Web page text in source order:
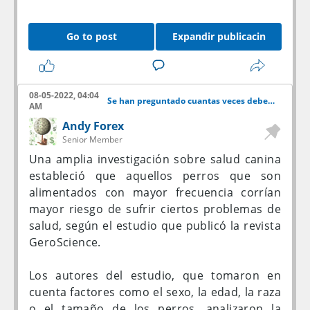
completamente gratuito.
Cabe mencionar que Xbox Cloud Gaming no
es la única, ni tampoco la primera alternativa
para jugar Fortnite por medio de la nube.
Apenas el pasado enero, Nvidia GeForce Now
incluyó el título de Epic como parte de su
catálogo compatible. Sin embargo, en este
servicio no hay otra escapatoria que
desembolsar el precio de su membresía.
Otra ventaja de Xbox Cloud Gaming sobre
Nvidia GeForce Now es su disponibilidad,
pues actualmente es posible acceder al
incluyendo Argentina y México.
Evidentemente, el hecho de tener Fortnite en
Go to post Expandir publicacin
08-05-2022, 04:04
AM
Se han preguntado cuantas veces debe comer un perro?
Andy Forex
Senior Member
Una amplia investigación sobre salud canina
estableció que aquellos perros que son
alimentados con mayor frecuencia corrían
mayor riesgo de sufrir ciertos problemas de
salud, según el estudio que publicó la revista
GeroScience.
Los autores del estudio, que tomaron en
cuenta factores como el sexo, la edad, la raza